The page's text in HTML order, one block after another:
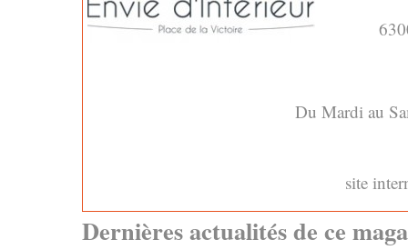
Du Mardi au
site
Dernières actualités de ce